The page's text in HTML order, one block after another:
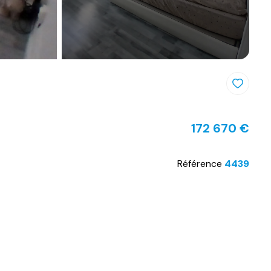
172 670 €
Référence 4439